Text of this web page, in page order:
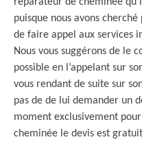
puisque nous avons
de faire appel aux services
Nous vous suggérons de le
possible en l’appelant sur
vous rendant de suite sur
pas de de lui demander un
moment exclusivement
cheminée le devis est